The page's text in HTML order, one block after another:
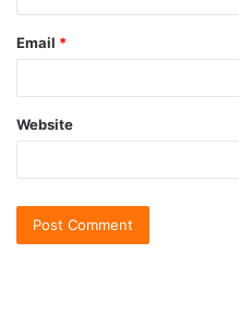
Email *
Website